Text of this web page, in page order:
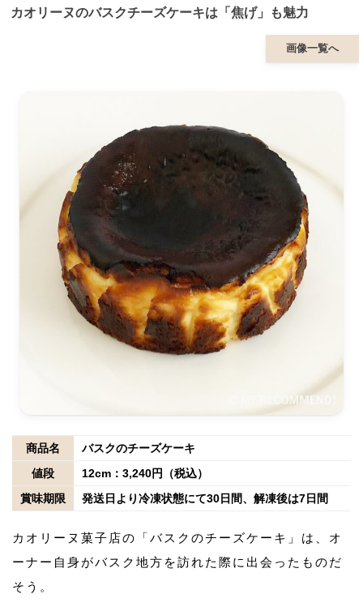
カオリーヌのバスクチーズケーキは「焦げ」も魅力
画像一覧へ
商品名
バスクのチーズケーキ
値段
12cm：3,240円（税込）
賞味期限
発送日より冷凍状態にて30日間、解凍後は7日間
カオリーヌ菓子店の「バスクのチーズケーキ」は、オ
ーナー自身がバスク地方を訪れた際に出会ったものだ
そう。